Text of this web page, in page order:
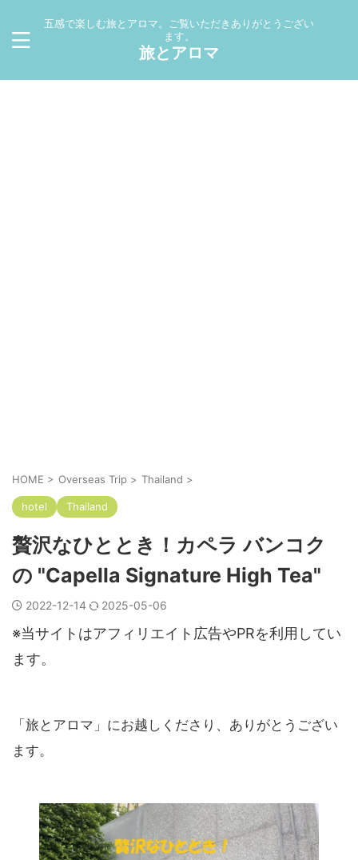
五感で楽しむ旅とアロマ。ご覧いただきありがとうござい
ます。
旅とアロマ
HOME > Overseas Trip > Thailand >
hotel Thailand
贅沢なひととき！カペラ バンコク
の "Capella Signature High Tea"
2022-12-14 2025-05-06
※当サイトはアフィリエイト広告やPRを利用してい
ます。
「旅とアロマ」にお越しくださり、ありがとうござい
ます。